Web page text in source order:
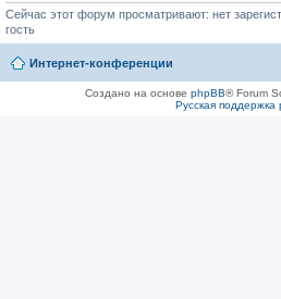
Сейчас этот форум просматривают: нет
гость
Интернет-конференции
Создано на основе phpBB® Forum
Русская поддержка